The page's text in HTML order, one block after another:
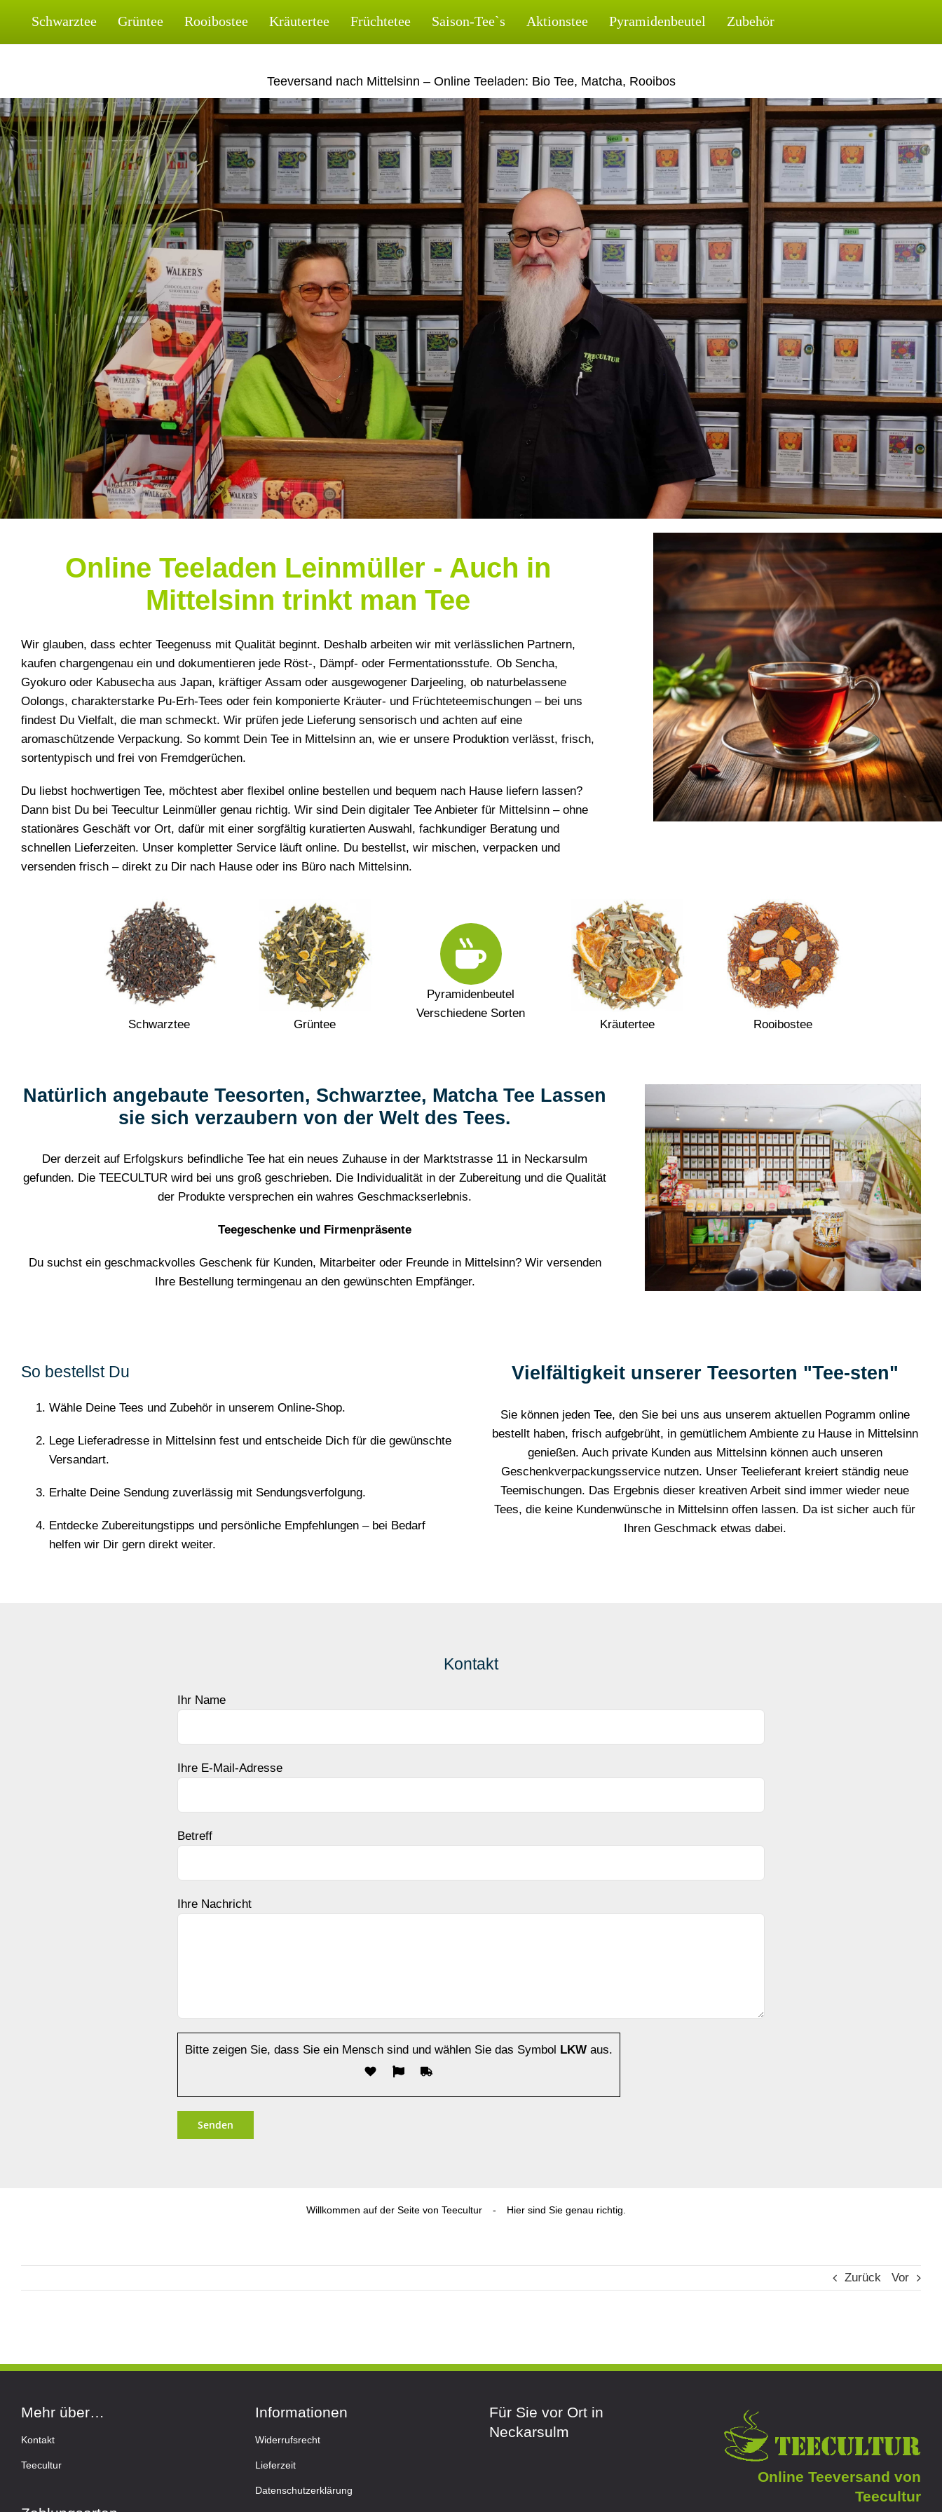
content
Schwarztee Grüntee Rooibostee Kräutertee Früchtetee Saison-Tee`s Aktionstee Pyramidenbeutel Zubehör
Teeversand nach Mittelsinn – Online Teeladen: Bio Tee, Matcha, Rooibos
Online Teeladen Leinmüller - Auch in
Mittelsinn trinkt man Tee
Wir glauben, dass echter Teegenuss mit Qualität beginnt. Deshalb arbeiten wir mit verlässlichen Partnern,
kaufen chargengenau ein und dokumentieren jede Röst-, Dämpf- oder Fermentationsstufe. Ob Sencha,
Gyokuro oder Kabusecha aus Japan, kräftiger Assam oder ausgewogener Darjeeling, ob naturbelassene
Oolongs, charakterstarke Pu-Erh-Tees oder fein komponierte Kräuter- und Früchteteemischungen – bei uns
findest Du Vielfalt, die man schmeckt. Wir prüfen jede Lieferung sensorisch und achten auf eine
aromaschützende Verpackung. So kommt Dein Tee in Mittelsinn an, wie er unsere Produktion verlässt, frisch,
sortentypisch und frei von Fremdgerüchen.
Du liebst hochwertigen Tee, möchtest aber flexibel online bestellen und bequem nach Hause liefern lassen?
Dann bist Du bei Teecultur Leinmüller genau richtig. Wir sind Dein digitaler Tee Anbieter für Mittelsinn – ohne
stationäres Geschäft vor Ort, dafür mit einer sorgfältig kuratierten Auswahl, fachkundiger Beratung und
schnellen Lieferzeiten. Unser kompletter Service läuft online. Du bestellst, wir mischen, verpacken und
versenden frisch – direkt zu Dir nach Hause oder ins Büro nach Mittelsinn.
Schwarztee Grüntee
Pyramidenbeutel
Verschiedene Sorten
Kräutertee
Rooibostee
Natürlich angebaute Teesorten, Schwarztee, Matcha Tee Lassen
sie sich verzaubern von der Welt des Tees.
Der derzeit auf Erfolgskurs befindliche Tee hat ein neues Zuhause in der Marktstrasse 11 in Neckarsulm
gefunden. Die TEECULTUR wird bei uns groß geschrieben. Die Individualität in der Zubereitung und die Qualität
der Produkte versprechen ein wahres Geschmackserlebnis.
Teegeschenke und Firmenpräsente
Du suchst ein geschmackvolles Geschenk für Kunden, Mitarbeiter oder Freunde in Mittelsinn? Wir versenden
Ihre Bestellung termingenau an den gewünschten Empfänger.
So bestellst Du
Wähle Deine Tees und Zubehör in unserem Online-Shop.
Lege Lieferadresse in Mittelsinn fest und entscheide Dich für die gewünschte
Versandart.
Erhalte Deine Sendung zuverlässig mit Sendungsverfolgung.
Entdecke Zubereitungstipps und persönliche Empfehlungen – bei Bedarf
helfen wir Dir gern direkt weiter.
Vielfältigkeit unserer Teesorten "Tee-sten"
Sie können jeden Tee, den Sie bei uns aus unserem aktuellen Pogramm online
bestellt haben, frisch aufgebrüht, in gemütlichem Ambiente zu Hause in Mittelsinn
genießen. Auch private Kunden aus Mittelsinn können auch unseren
Geschenkverpackungsservice nutzen. Unser Teelieferant kreiert ständig neue
Teemischungen. Das Ergebnis dieser kreativen Arbeit sind immer wieder neue
Tees, die keine Kundenwünsche in Mittelsinn offen lassen. Da ist sicher auch für
Ihren Geschmack etwas dabei.
Kontakt
Ihr Name
Ihre E-Mail-Adresse
Betreff
Ihre Nachricht
Bitte zeigen Sie, dass Sie ein Mensch sind und wählen Sie das Symbol LKWaus.
Willkommen auf der Seite von Teecultur - Hier sind Sie genau richtig.
Zurück Vor
Mehr über…
Kontakt
Teecultur
Informationen
Widerrufsrecht
Lieferzeit
Datenschutzerklärung
Für Sie vor Ort in
Neckarsulm
Online Teeversand von
Teecultur